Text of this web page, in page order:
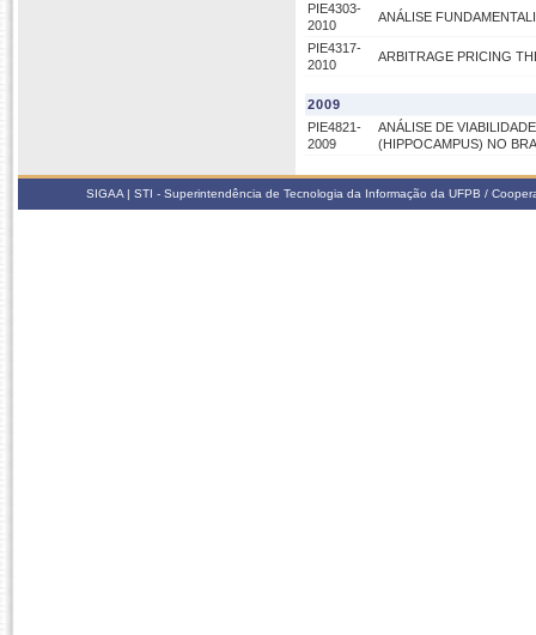
PIE4303-
2010
ANÁLISE
PIE4317-
2010
ARBITRAGE PRICING
2009
PIE4821-
2009
ANÁLISE DE
(HIPPOCAMPUS) NO
SIGAA | STI - Superintendência de Tecnologia da Informação da UFPB /